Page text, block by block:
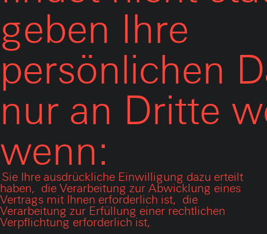
geben Ihre
persönlichen
nur an Dritte
wenn:
Sie Ihre ausdrückliche Einwilligung dazu erteilt
haben, die Verarbeitung zur Abwicklung eines
Vertrags mit Ihnen erforderlich ist, die
Verarbeitung zur Erfüllung einer rechtlichen
Verpflichtung erforderlich ist,